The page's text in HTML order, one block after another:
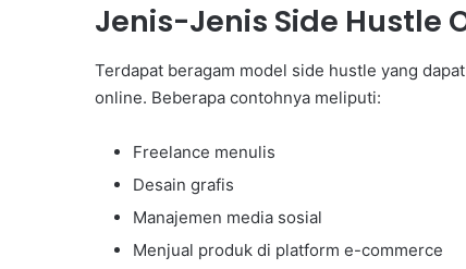
Jenis-Jenis Side Hustle
Terdapat beragam model side hustle yang
online. Beberapa contohnya meliputi:
Freelance menulis
Desain grafis
Manajemen media sosial
Menjual produk di platform e-commerce